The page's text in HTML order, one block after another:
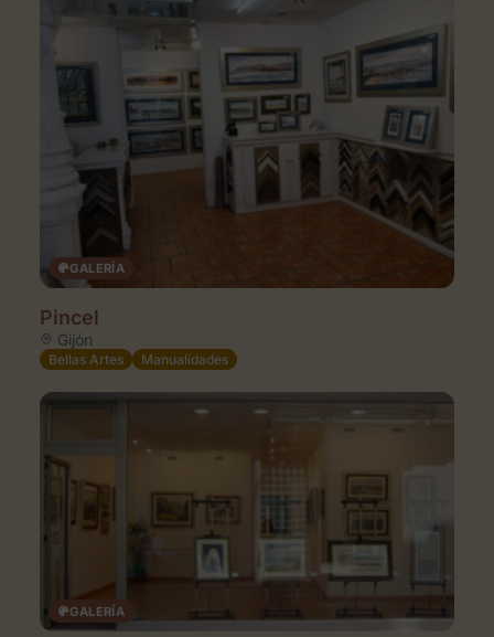
GALERÍA
Pincel
Gijón
Bellas Artes Manualidades
GALERÍA